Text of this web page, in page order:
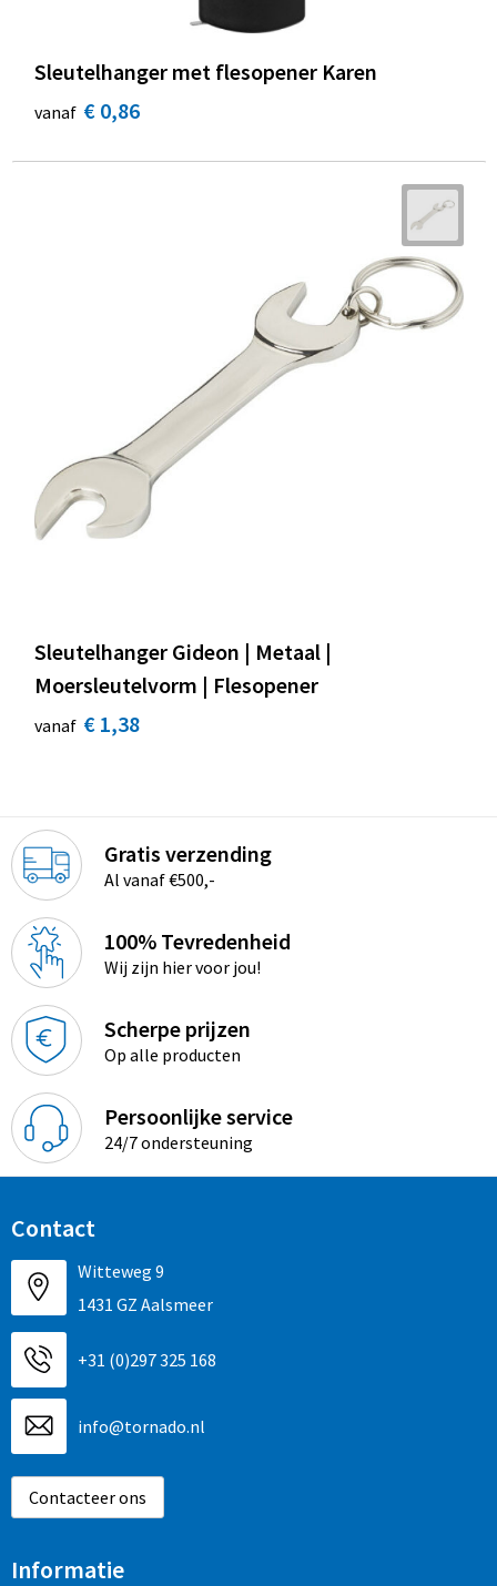
Sleutelhanger met flesopener Karen
vanaf € 0,86
Sleutelhanger Gideon | Metaal |
Moersleutelvorm | Flesopener
vanaf € 1,38
Gratis verzending
Al vanaf €500,-
100% Tevredenheid
Wij zijn hier voor jou!
Scherpe prijzen
Op alle producten
Persoonlijke service
24/7 ondersteuning
Contact
Witteweg 9
1431 GZ Aalsmeer
+31 (0)297 325 168
info@tornado.nl
Contacteer ons
Informatie